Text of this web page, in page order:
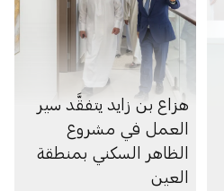
هزاع بن زايد يتفقَّد سير
العمل في مشروع
الظاهر السكني بمنطقة
العين